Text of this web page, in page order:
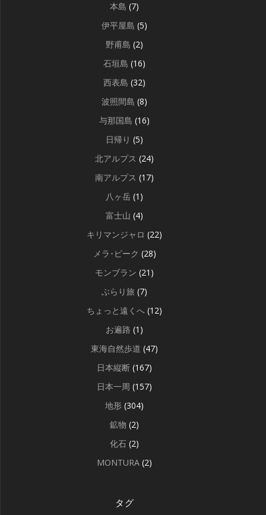
本島 (7)
伊平屋島 (5)
野甫島 (2)
石垣島 (16)
西表島 (32)
波照間島 (8)
与那国島 (16)
日帰り (5)
北アルプス (24)
南アルプス (17)
八ヶ岳 (1)
富士山 (4)
キリマンジャロ (22)
メラ･ピーク (28)
モンブラン (21)
ぶらり旅 (7)
ちょっと遠くへ (12)
お遍路 (1)
東海自然歩道 (47)
日本縦断 (167)
日本一周 (157)
地形 (304)
鉱物 (2)
化石 (2)
MONTURA (2)
タグ